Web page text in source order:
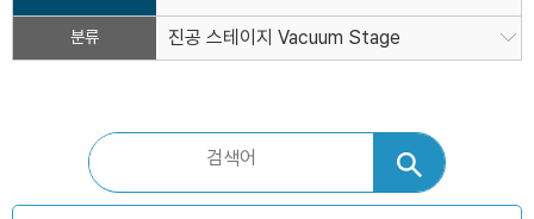
분류 진공 스테이지 Vacuum Stage